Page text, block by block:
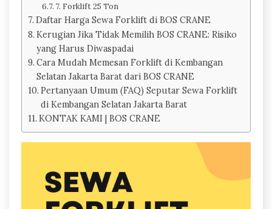
7. Forklift 25 Ton
Daftar Harga Sewa Forklift di BOS CRANE
Kerugian Jika Tidak Memilih BOS CRANE: Risiko
yang Harus Diwaspadai
Cara Mudah Memesan Forklift di Kembangan
Selatan Jakarta Barat dari BOS CRANE
Pertanyaan Umum (FAQ) Seputar Sewa Forklift
di Kembangan Selatan Jakarta Barat
KONTAK KAMI | BOS CRANE